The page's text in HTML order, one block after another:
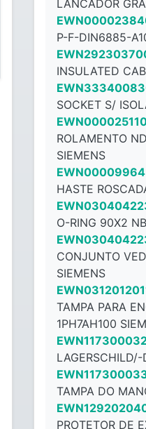
LANCADOR
P-F-DIN6885-
INSULATED
SOCKET S/
ROLAMENTO
SIEMENS
HASTE
O-RING 90X2
CONJUNTO
SIEMENS
TAMPA PARA
1PH7AH100
TAMPA DO
PROTETOR DE